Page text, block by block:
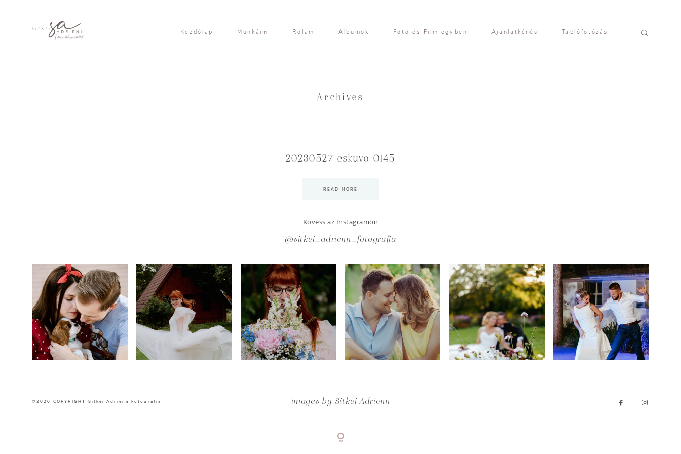
Kezdőlap Munkáim Rólam Albumok Fotó és Film egyben Ajánlatkérés Tablófotózás
Archives
20230527-eskuvo-0145
READ MORE
Kövess az Instagramon
@sitkei_adrienn_fotografia
©2026 COPYRIGHT Sitkei Adrienn Fotográfia images by Sitkei Adrienn